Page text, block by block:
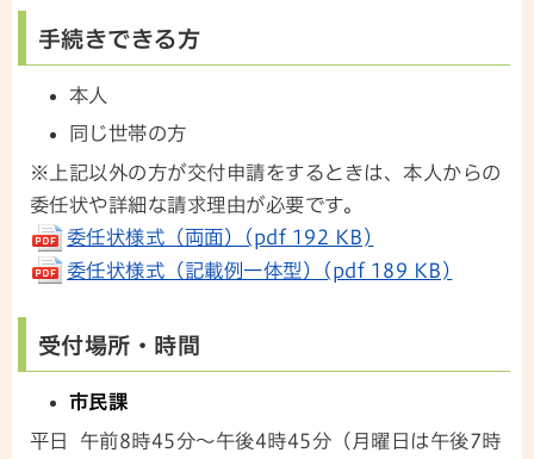
手続きできる方
本人
同じ世帯の方
※上記以外の方が交付申請をするときは、本人からの
委任状や詳細な請求理由が必要です。
委任状様式（両面）(pdf 192 KB)
委任状様式（記載例一体型）(pdf 189 KB)
受付場所・時間
市民課
平日 午前8時45分～午後4時45分（月曜日は午後7時